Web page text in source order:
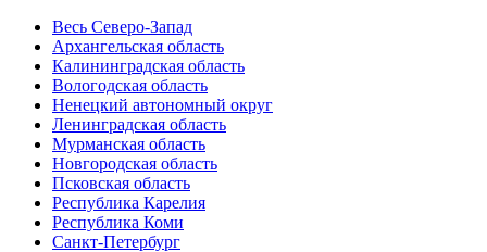
Весь Северо-Запад
Архангельская область
Калининградская область
Вологодская область
Ненецкий автономный округ
Ленинградская область
Мурманская область
Новгородская область
Псковская область
Республика Карелия
Республика Коми
Санкт-Петербург